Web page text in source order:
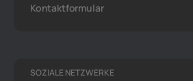
Kontaktformular
SOZIALE NETZWERKE